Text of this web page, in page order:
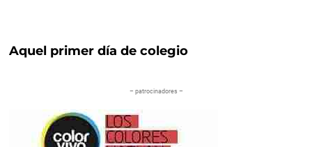
Aquel primer día de colegio
– patrocinadores –